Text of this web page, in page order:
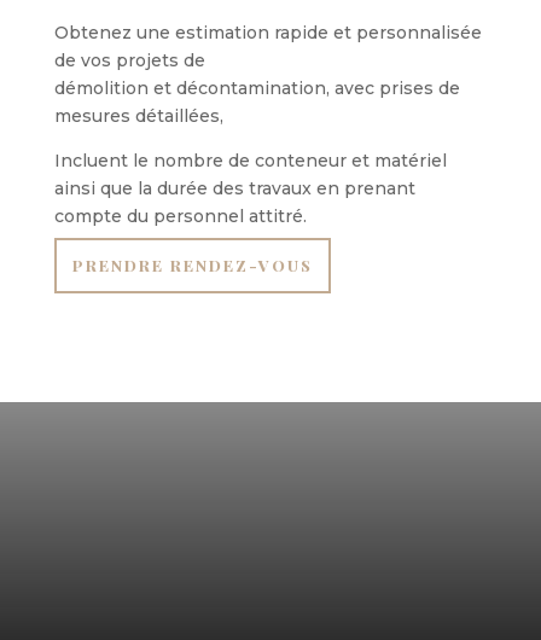
Obtenez une estimation rapide et personnalisée
de vos projets de
démolition et décontamination, avec prises de
mesures détaillées,
Incluent le nombre de conteneur et matériel
ainsi que la durée des travaux en prenant
compte du personnel attitré.
PRENDRE RENDEZ-VOUS